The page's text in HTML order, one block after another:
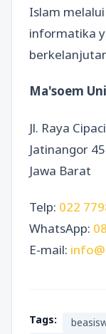
Islam
informatika
Ma'soem
Jl. Raya
Jatinangor
Jawa Barat
Telp: 022
WhatsApp:
E-mail:
Tags: